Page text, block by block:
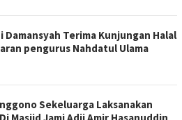
Damansyah Terima Kunjungan Halal
pengurus Nahdatul Ulama
Sekeluarga Laksanakan